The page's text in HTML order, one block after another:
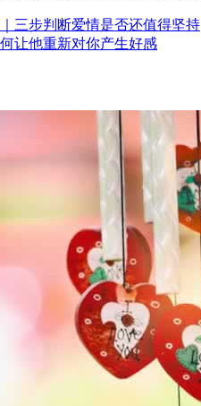
三步判断爱情是否还值得坚持
让他重新对你产生好感